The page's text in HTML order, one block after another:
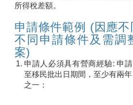
所得稅差額。
申請條件範例 (因應
不同申請條件及需調
案)
申請人必須具有營商經驗: 申
至移民批出日期間，至少有兩
之一：